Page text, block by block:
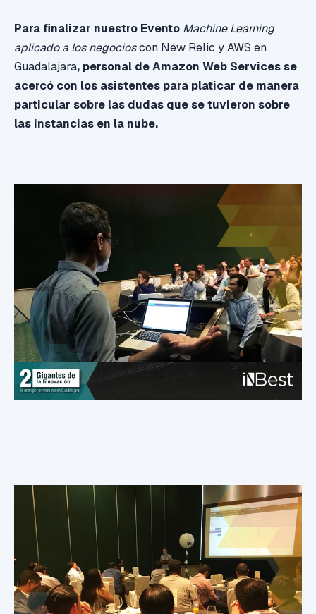
Para finalizar nuestro Evento Machine Learning
aplicado a los negocioscon New Relic y AWS en
Guadalajara, personal de Amazon Web Services se
acercó con los asistentes para platicar de manera
particular sobre las dudas que se tuvieron sobre
las instancias en la nube.